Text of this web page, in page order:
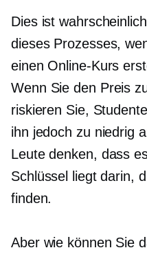
Dies ist
dieses Prozesses,
einen Online-Kurs
Wenn Sie den Preis
riskieren Sie,
ihn jedoch zu niedrig
Leute denken, dass
Schlüssel liegt darin,
finden.
Aber wie können Sie